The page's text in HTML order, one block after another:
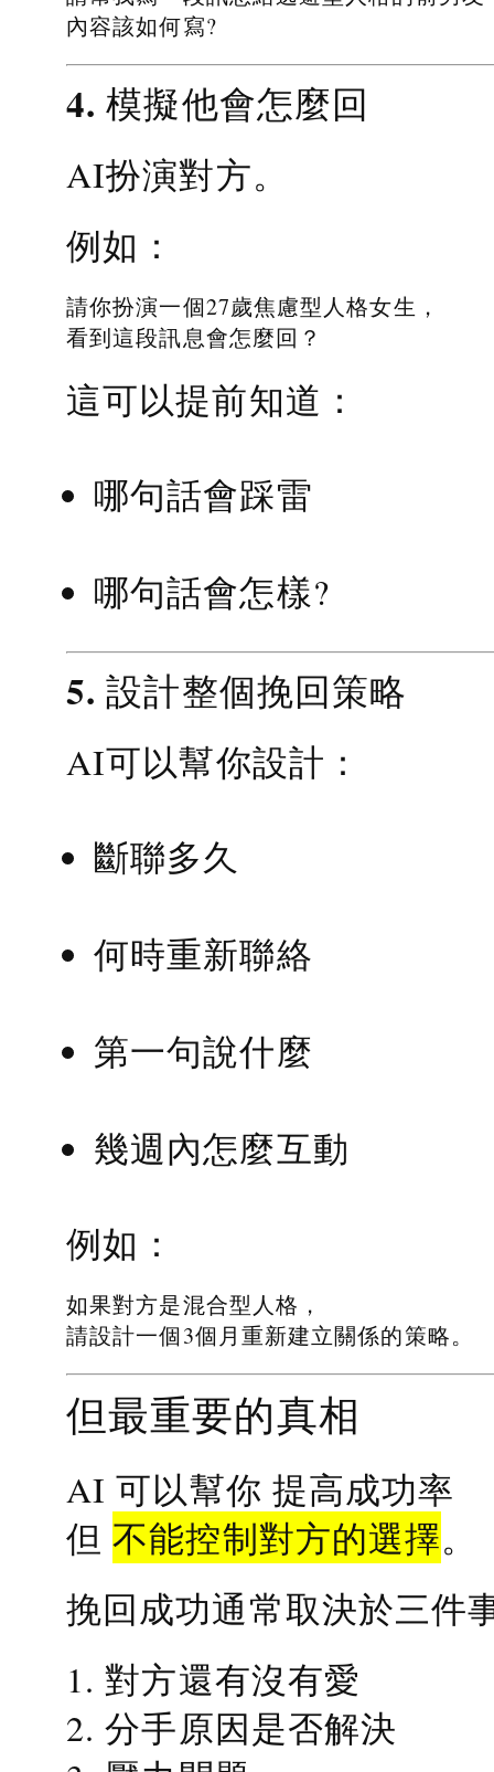
內容該如何寫?
4. 模擬他會怎麼回
AI扮演對方。
例如：
請你扮演一個27歲焦慮型人格女生，
看到這段訊息會怎麼回？
這可以提前知道：
哪句話會踩雷
哪句話會怎樣?
5. 設計整個挽回策略
AI可以幫你設計：
斷聯多久
何時重新聯絡
第一句說什麼
幾週內怎麼互動
例如：
如果對方是混合型人格，
請設計一個3個月重新建立關係的策略。
但最重要的真相
AI 可以幫你 提高成功率
但不能控制對方的選擇。
挽回成功通常取決於三件
1. 對方還有沒有愛
2. 分手原因是否解決